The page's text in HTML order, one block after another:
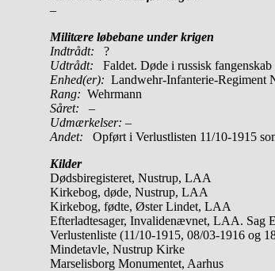
–
Militære løbebane under krigen
Indtrådt: ?
Udtrådt: Faldet. Døde i russisk
Enhed(er): Landwehr-Infanterie-Regiment
Rang: Wehrmann
Såret: –
Udmærkelser: –
Andet: Opført i Verlustlisten 11/10-1915
Kilder
Dødsbiregisteret, Nustrup, LAA
Kirkebog, døde, Nustrup, LAA
Kirkebog, fødte, Øster Lindet, LAA
Efterladtesager, Invalidenævnet, LAA. Sag
Verlustenliste (11/10-1915, 08/03-1916 og
Mindetavle, Nustrup Kirke
Marselisborg Monumentet, Aarhus